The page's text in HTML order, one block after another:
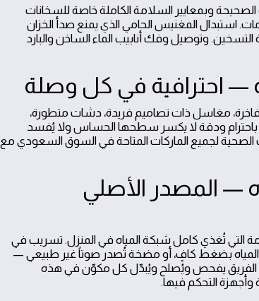
وبمعايير السلامة الكاملة خاصة للسخانات
استبدال المغنيس الحامي الذي يمنع صدأ الخزان
وتوصيل وفك أنابيب الماء الساخن والبارد
— احترافية في كل وصلة
مغاسل ذات تصاميم فريدة، دشات متطورة،
باحترام ودقة لا يكسر سطحها الحساس ولا يُفسد
الصحية لجميع الماركات المتاحة في السوق السعودي مع
— المصدر الأصلي
التي تُغذي كامل شبكة المياه في المنزل. تسريب في
بضغط كافٍ، أو مضخة تُصدر صوتاً غير طبيعي —
يفحص ويُصلح ويُبدّل كل مكوّن في هذه
وأجهزة التحكم فيها.